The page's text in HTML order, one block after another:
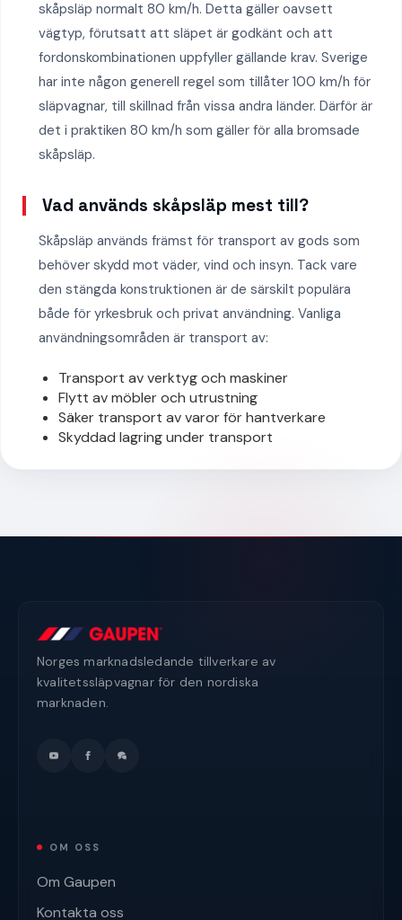
skåpsläp normalt 80 km/h. Detta gäller oavsett
vägtyp, förutsatt att släpet är godkänt och att
fordonskombinationen uppfyller gällande krav. Sverige
har inte någon generell regel som tillåter 100 km/h för
släpvagnar, till skillnad från vissa andra länder. Därför är
det i praktiken 80 km/h som gäller för alla bromsade
skåpsläp.
Vad används skåpsläp mest till?
Skåpsläp används främst för transport av gods som
behöver skydd mot väder, vind och insyn. Tack vare
den stängda konstruktionen är de särskilt populära
både för yrkesbruk och privat användning. Vanliga
användningsområden är transport av:
Transport av verktyg och maskiner
Flytt av möbler och utrustning
Säker transport av varor för hantverkare
Skyddad lagring under transport
Norges marknadsledande tillverkare av
kvalitetssläpvagnar för den nordiska
marknaden.
OM OSS
Om Gaupen
Kontakta oss